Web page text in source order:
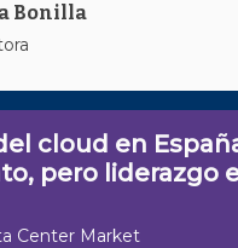
Bonilla
cloud en
pero liderazgo
Center Market